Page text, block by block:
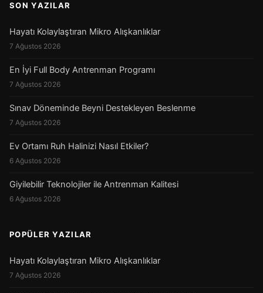
SON YAZILAR
Hayatı Kolaylaştıran Mikro Alışkanlıklar
7 Ağustos 2026
En İyi Full Body Antrenman Programı
7 Ağustos 2026
Sınav Döneminde Beyni Destekleyen Beslenme
7 Ağustos 2026
Ev Ortamı Ruh Halinizi Nasıl Etkiler?
6 Ağustos 2026
Giyilebilir Teknolojiler ile Antrenman Kalitesi
6 Ağustos 2026
POPÜLER YAZILAR
Hayatı Kolaylaştıran Mikro Alışkanlıklar
7 Ağustos 2026